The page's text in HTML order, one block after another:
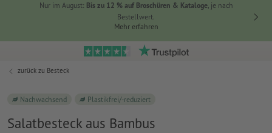
Nur im August: Bis zu 12 % auf Broschüren & Kataloge, je nach
Bestellwert.
Mehr erfahren
zurück zu Besteck
Nachwachsend Plastikfrei/-reduziert
Salatbesteck aus Bambus